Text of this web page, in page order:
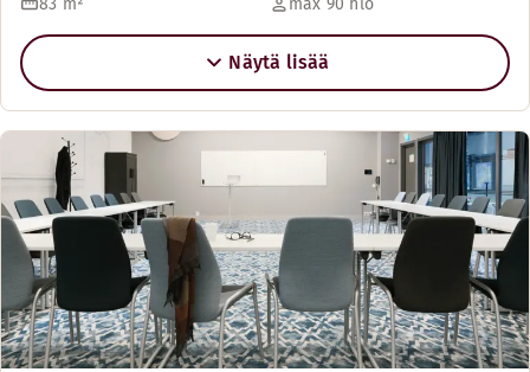
83 m² max 90 hlö
Näytä lisää